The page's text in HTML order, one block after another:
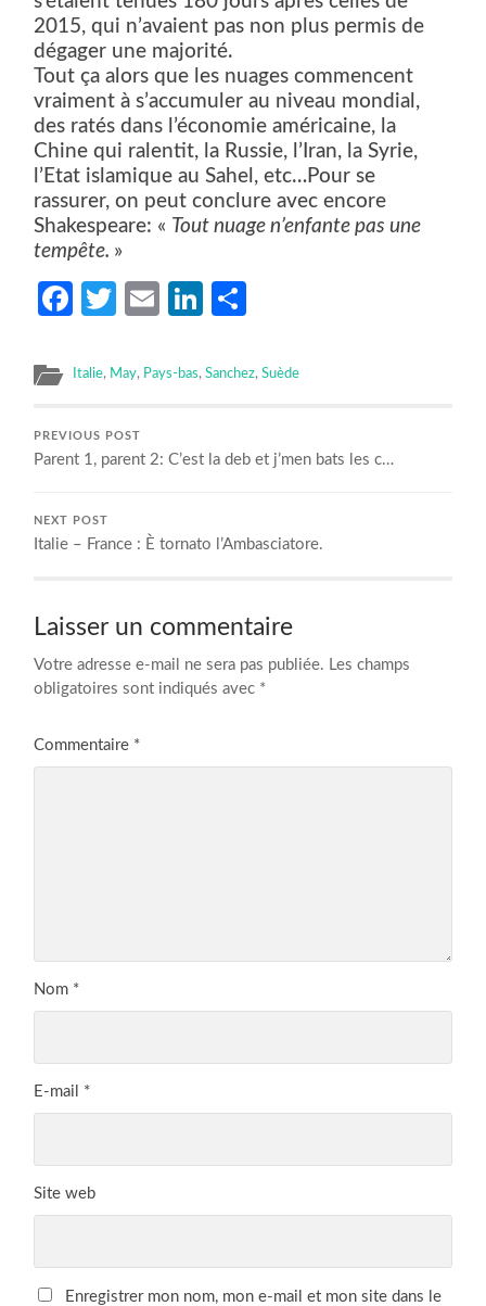
2015, qui n’avaient pas non plus permis de
dégager une majorité.
Tout ça alors que les nuages commencent
vraiment à s’accumuler au niveau mondial,
des ratés dans l’économie américaine, la
Chine qui ralentit, la Russie, l’Iran, la Syrie,
l’Etat islamique au Sahel, etc…Pour se
rassurer, on peut conclure avec encore
Shakespeare: « Tout nuage n’enfante pas une
tempête. »
Facebook
Twitter
EmailLinkedIn
Italie, May, Pays-bas,Sanchez,Suède
PREVIOUS POST
Parent 1, parent 2: C’est la deb et j’men bats les c…
NEXT POST
Italie – France : È tornato l’Ambasciatore.
Laisser un commentaire
Votre adresse e-mail ne sera pas publiée. Les champs
obligatoires sont indiqués avec *
Commentaire *
Nom *
E-mail *
Site web
Enregistrer mon nom, mon e-mail et mon site dans le